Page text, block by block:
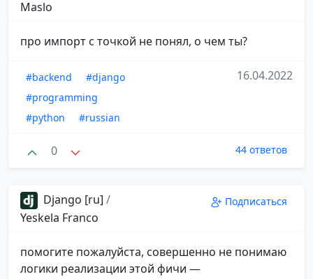
Maslo
про импорт с точкой не понял, о чем ты?
#backend
#django
#programming
#python
#russian
16.04.2022
0 44 ответов
Django [ru] /
Yeskela Franco
Подписаться
помогите пожалуйста, совершенно не понимаю
логики реализации этой фичи —